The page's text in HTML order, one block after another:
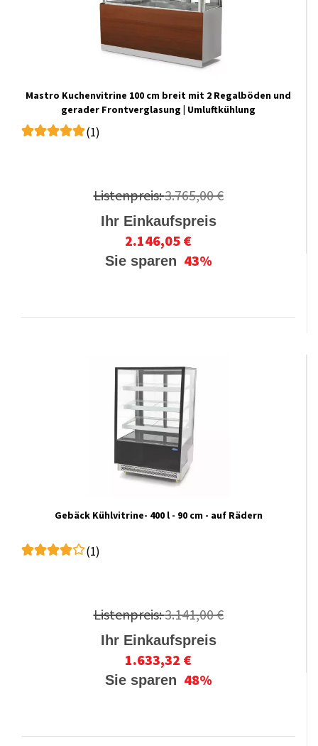
Mastro Kuchenvitrine 100 cm breit mit 2 Regalböden und
gerader Frontverglasung | Umluftkühlung
(1)
Listenpreis:3.765,00 €
Ihr Einkaufspreis
2.146,05 €
Sie sparen 43%
Gebäck Kühlvitrine- 400 l - 90 cm - auf Rädern
(1)
Listenpreis:3.141,00 €
Ihr Einkaufspreis
1.633,32 €
Sie sparen 48%